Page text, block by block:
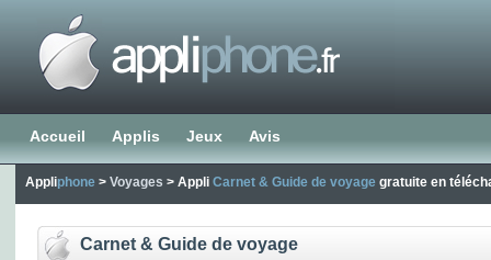
Accueil Applis Jeux Avis
Appliphone > Voyages > Appli Carnet & Guide de voyage gratuite en
Carnet & Guide de voyage